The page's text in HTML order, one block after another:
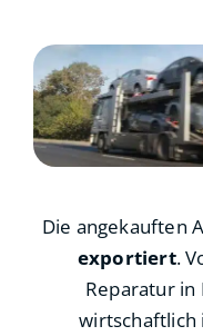
Die angekauften
exportiert.
Reparatur
wirtschaftlich